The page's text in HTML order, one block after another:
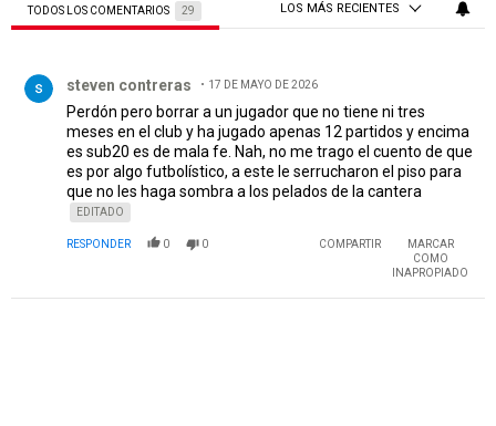
TODOS LOS COMENTARIOS 29 LOS MÁS RECIENTES
steven contreras 17 DE MAYO DE 2026
Perdón pero borrar a un jugador que no tiene ni tres
meses en el club y ha jugado apenas 12 partidos y encima
es sub20 es de mala fe. Nah, no me trago el cuento de que
es por algo futbolístico, a este le serrucharon el piso para
que no les haga sombra a los pelados de la cantera
EDITADO
RESPONDER 0 0 COMPARTIR
MARCAR
COMO
INAPROPIADO